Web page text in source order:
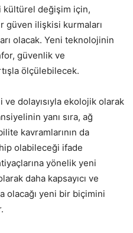
kültürel değişim için,
güven ilişkisi kurmaları
olacak. Yeni teknolojinin
güvenlik ve
ölçülebilecek.
ve dolayısıyla ekolojik olarak
yanı sıra, ağ
kavramlarının da
olabileceği ifade
yönelik yeni
daha kapsayıcı ve
olacağı yeni bir biçimini